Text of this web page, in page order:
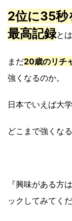
2位に35秒
最高記録と
まだ20歳のリチ
強くなるのか。
日本でいえば大
どこまで強くな
『興味がある方
ックしてみてく